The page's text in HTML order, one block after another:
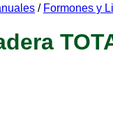
/ Formones y